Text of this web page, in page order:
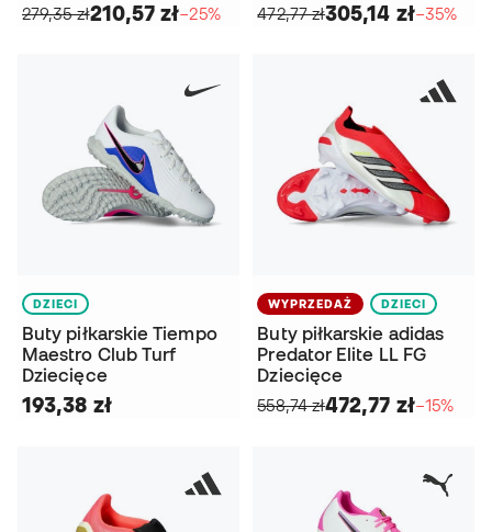
279,35 zł210,57 zł−25%
472,77 zł305,14 zł−35%
DZIECI
Buty piłkarskie Tiempo
Maestro Club Turf
Dziecięce
193,38 zł
WYPRZEDAŻ DZIECI
Buty piłkarskie adidas
Predator Elite LL FG
Dziecięce
558,74 zł472,77 zł−15%